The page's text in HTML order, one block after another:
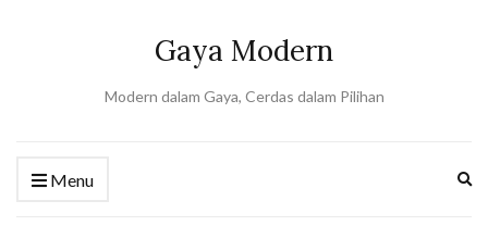
Gaya Modern
Modern dalam Gaya, Cerdas dalam Pilihan
Menu